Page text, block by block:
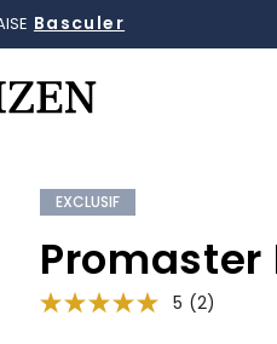
SANS FRAIS
EXCLUSIF
Promaster
5 (2)
Gérer la liste